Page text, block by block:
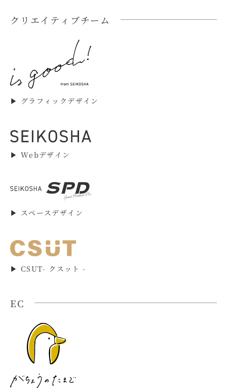
クリエイティブチーム
▶︎ グラフィックデザイン
▶︎ Webデザイン
▶︎ スペースデザイン
▶︎ CSUT- クスット -
EC